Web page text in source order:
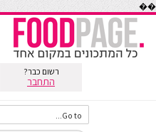
��
רשום כבר?
התחבר